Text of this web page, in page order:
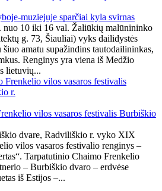
muziejuje sparčiai kyla svirnas
nuo 10 iki 16 val. Žaliūkių malūnininko
g. 73, Šiauliai) vyks dailidystės
šiuo amatu supažindins tautodailininkas,
Renginys yra viena iš Medžio
lietuvių...
vilos vasaros festivalis Burbiškio
dvare, Radviliškio r. vyko XIX
vilos vasaros festivalio renginys –
Tarpatutinio Chaimo Frenkelio
– Burbiškio dvaro – erdvėse
iš Estijos –...